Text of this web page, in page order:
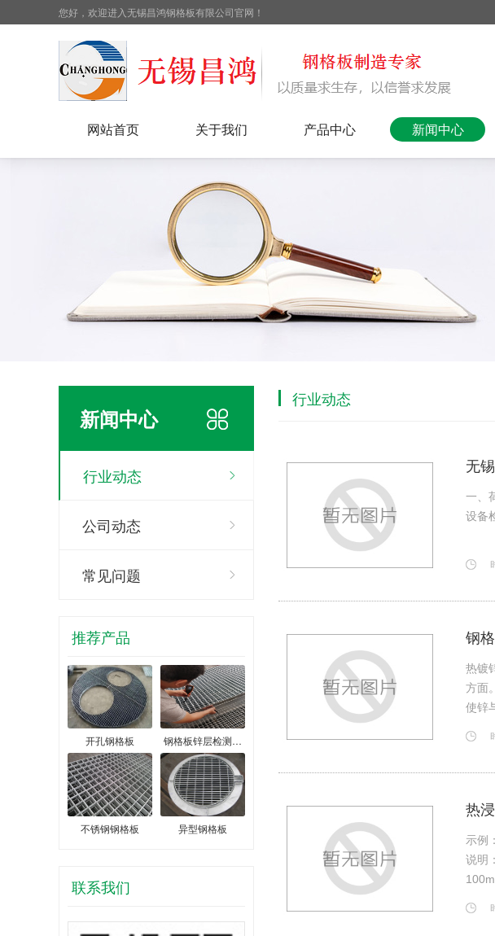
您好，欢迎进入无锡昌鸿钢格板有限公司官网！
网站首页 关于我们 产品中心 新闻中心
新闻中心
行业动态
公司动态
常见问题
推荐产品
开孔钢格板 钢格板锌层检测…
不锈钢钢格板 异型钢格板
联系我们
行业动态
无
一、
设备
钢
热镀
方面
使锌
热
示例
说明